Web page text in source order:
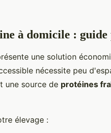
à domicile :
une solution
nécessite peu
une source de protéines
élevage :